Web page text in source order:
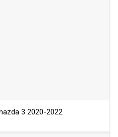
3 2020-2022